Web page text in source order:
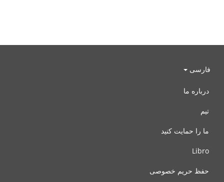
فارسی
درباره ما
تیم
ما را حمایت کنید
Libro
حفظ حریم خصوصی